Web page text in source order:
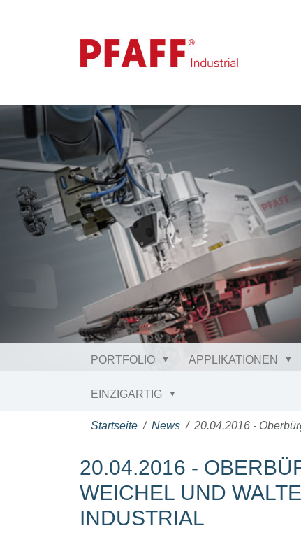
PORTFOLIO APPLIKATIONEN
EINZIGARTIG
Startseite News 20.04.2016 -
20.04.2016 -
WEICHEL UND
INDUSTRIAL